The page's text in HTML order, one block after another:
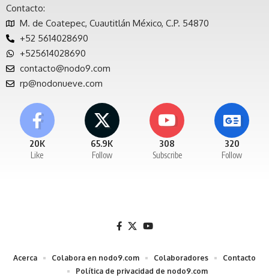
Contacto:
M. de Coatepec, Cuautitlán México, C.P. 54870
+52 5614028690
+525614028690
contacto@nodo9.com
rp@nodonueve.com
20K
Like
65.9K
Follow
308
Subscribe
320
Follow
Acerca Colabora en nodo9.com Colaboradores
Contacto
Política de privacidad de nodo9.com